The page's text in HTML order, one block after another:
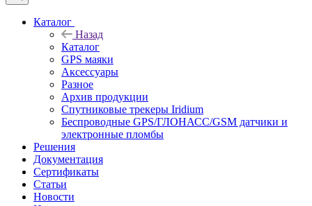
Каталог
Назад
Каталог
GPS маяки
Аксессуары
Разное
Архив продукции
Спутниковые трекеры Iridium
Беспроводные GPS/ГЛОНАСС/GSM датчики и
электронные пломбы
Решения
Документация
Сертификаты
Статьи
Новости